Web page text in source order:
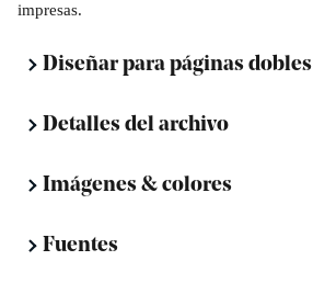
impresas.
Diseñar para páginas dobles
Detalles del archivo
Imágenes & colores
Fuentes